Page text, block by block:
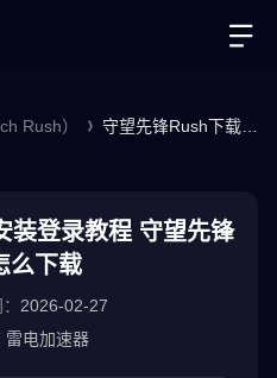
Rush）
守望先锋Rush下载安
装登录教程 守望先锋
么下载
2026-02-27
雷电加速器